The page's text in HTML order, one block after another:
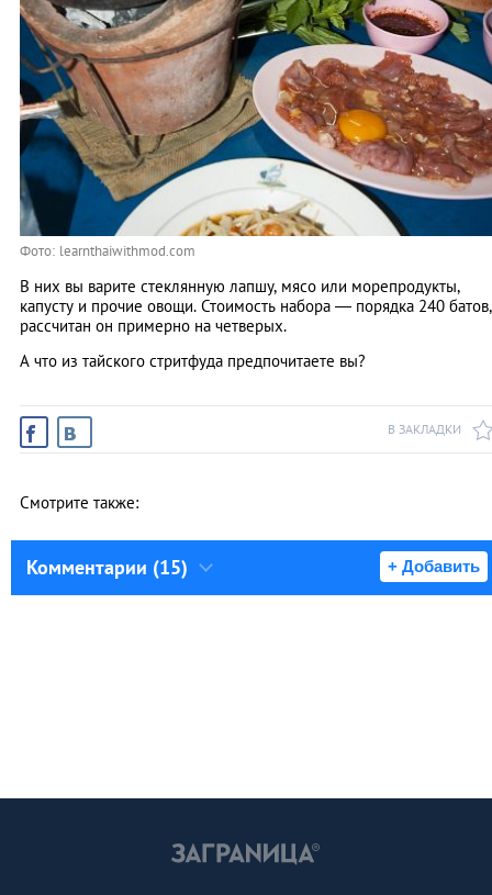
Фото: learnthaiwithmod.com
В них вы варите стеклянную лапшу, мясо или морепродукты,
капусту и прочие овощи. Стоимость набора ― порядка 240 батов,
рассчитан он примерно на четверых.
А что из тайского стритфуда предпочитаете вы?
В ЗАКЛАДКИ
Смотрите также:
Комментарии (15) + Добавить